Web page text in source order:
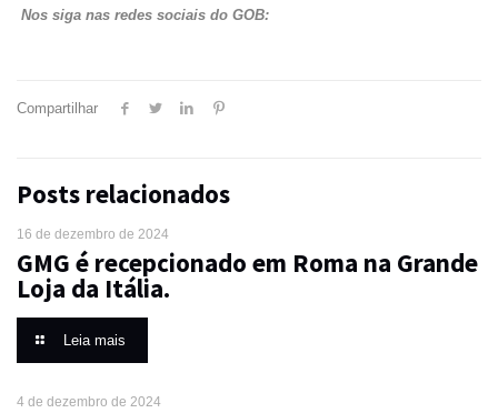
Nos siga nas redes sociais do GOB:
Compartilhar
Posts relacionados
16 de dezembro de 2024
GMG é recepcionado em Roma na Grande
Loja da Itália.
Leia mais
4 de dezembro de 2024